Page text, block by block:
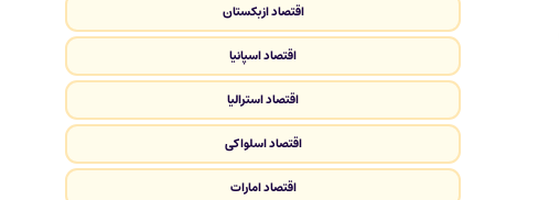
اقتصاد ازبکستان
اقتصاد اسپانیا
اقتصاد استرالیا
اقتصاد اسلواکی
اقتصاد امارات